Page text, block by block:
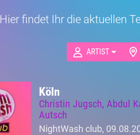
Hier findet Ihr die aktuellen
ARTIST
Köln
Christin Jugsch, Abdul
Autsch
NightWash club,